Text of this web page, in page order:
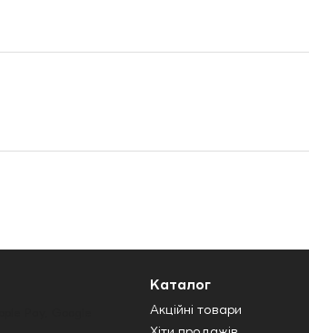
Каталог
Акційні товари